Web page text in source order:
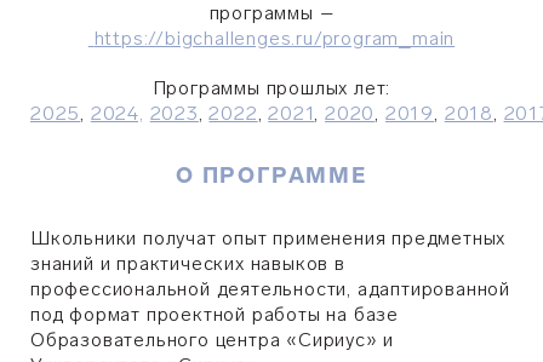
программы –
https://bigchallenges.ru/program_main
Программы прошлых лет:
2025, 2024, 2023,2022,2021,2020, 2019, 2018,
О ПРОГРАММЕ
Школьники получат опыт применения предметных
знаний и практических навыков в
профессиональной деятельности, адаптированной
под формат проектной работы на базе
Образовательного центра «Сириус» и